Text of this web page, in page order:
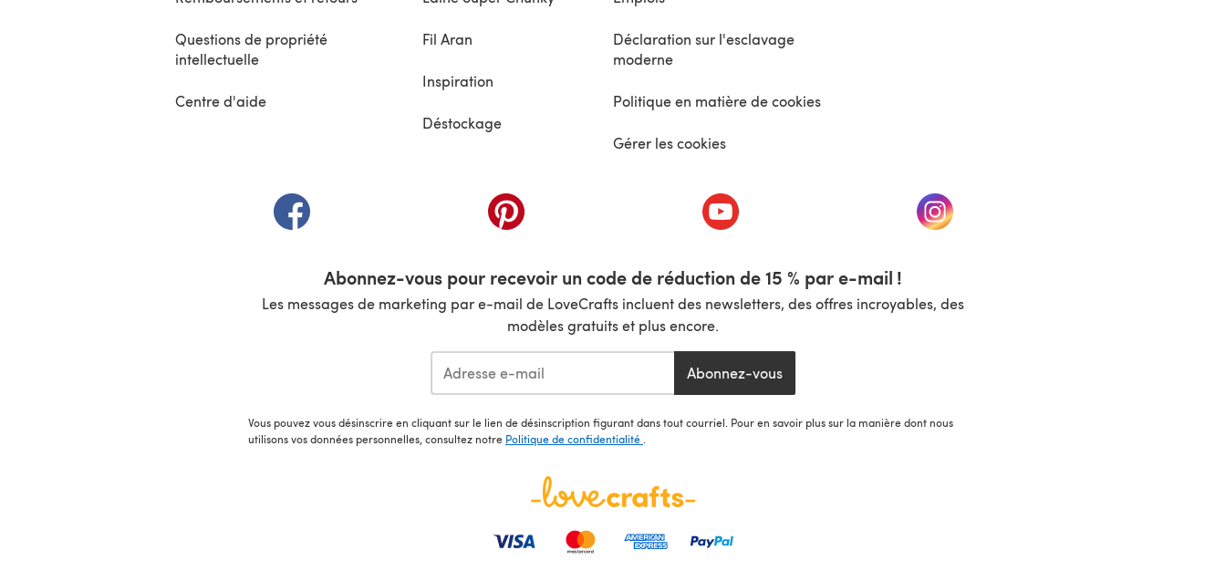
Questions de propriété
intellectuelle
Centre d'aide
Fil Aran
Inspiration
Déstockage
Déclaration sur l'esclavage
moderne
Politique en matière de cookies
Gérer les cookies
(s'ouvre dans un nouvel onglet) (s'ouvre dans un nouvel onglet) (s'ouvre dans un nouvel onglet) (s'ouvre dans un nouvel onglet)
Abonnez-vous pour recevoir un code de réduction de 15 % par e-mail !
Les messages de marketing par e-mail de LoveCrafts incluent des newsletters, des offres incroyables, des
modèles gratuits et plus encore.
Abonnez-vous
Vous pouvez vous désinscrire en cliquant sur le lien de désinscription figurant dans tout courriel. Pour en savoir plus sur la manière dont nous
utilisons vos données personnelles, consultez notre Politique de confidentialité